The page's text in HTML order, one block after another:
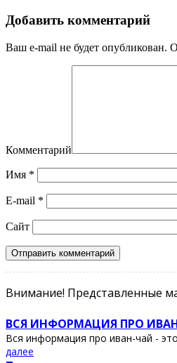
Добавить комментарий
Ваш e-mail не будет опубликован.
Комментарий
Имя *
E-mail *
Сайт
Внимание! Представленные
ВСЯ ИНФОРМАЦИЯ ПРО
Вся информация про иван-чай -
далее